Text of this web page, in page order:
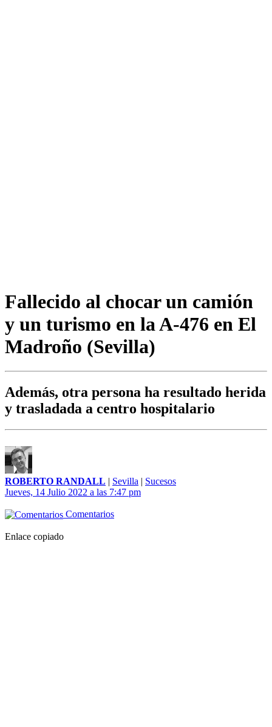
Fallecido al chocar un camión
y un turismo en la A-476 en El
Madroño (Sevilla)
Además, otra persona ha resultado herida
y trasladada a centro hospitalario
ROBERTO RANDALL | Sevilla | Sucesos
Jueves, 14 Julio 2022 a las 7:47 pm
Comentarios
Enlace copiado